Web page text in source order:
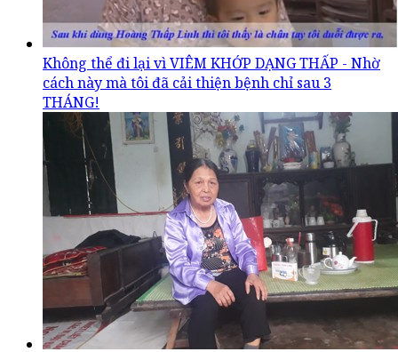
Không thể đi lại vì VIÊM KHỚP DẠNG THẤP - Nhờ
cách này mà tôi đã cải thiện bệnh chỉ sau 3
THÁNG!